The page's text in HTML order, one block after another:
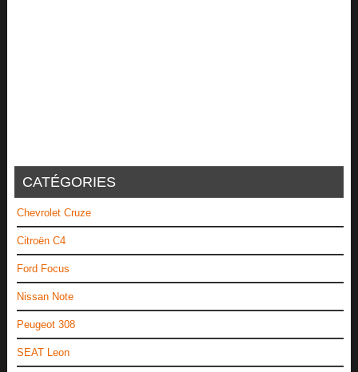
CATÉGORIES
Chevrolet Cruze
Citroën C4
Ford Focus
Nissan Note
Peugeot 308
SEAT Leon